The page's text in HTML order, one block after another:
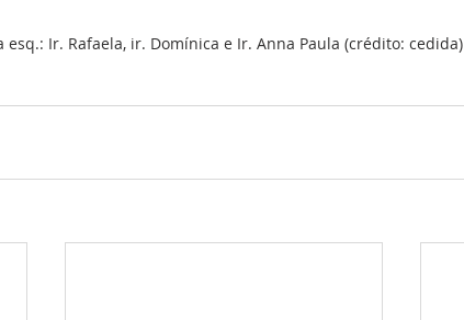
esq.: Ir. Rafaela, ir. Domínica e Ir. Anna Paula (crédito: cedida)